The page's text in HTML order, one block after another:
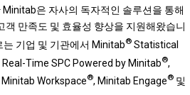
은 자사의 독자적인 솔루션을 통해
객 만족도 및 효율성 향상을 지원해왔습니
는 기업 및 기관에서 Minitab® Statistical
Real-Time SPC Powered by Minitab®,
Minitab Workspace®, Minitab Engage® 및